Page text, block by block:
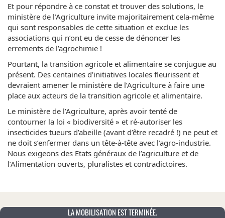
Et pour répondre à ce constat et trouver des solutions, le
ministère de l’Agriculture invite majoritairement cela-même
qui sont responsables de cette situation et exclue les
associations qui n’ont eu de cesse de dénoncer les
errements de l’agrochimie !
Pourtant, la transition agricole et alimentaire se conjugue au
présent. Des centaines d’initiatives locales fleurissent et
devraient amener le ministère de l’Agriculture à faire une
place aux acteurs de la transition agricole et alimentaire.
Le ministère de l’Agriculture, après avoir tenté de
contourner la loi « biodiversité » et ré-autoriser les
insecticides tueurs d’abeille (avant d’être recadré !) ne peut et
ne doit s’enfermer dans un tête-à-tête avec l’agro-industrie.
Nous exigeons des Etats généraux de l’agriculture et de
l’Alimentation ouverts, pluralistes et contradictoires.
LA MOBILISATION EST TERMINÉE.